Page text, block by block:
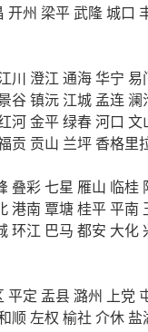
开州 梁平武隆城口
川 澄江 通海华宁 易
谷镇沅 江城 孟连 澜
河金平绿春河口 文
贡 贡山 兰坪 香格里
叠彩七星 雁山 临桂
港南 覃塘桂平平南
环江 巴马 都安 大化
平定 盂县潞州 上党
顺左权 榆社 介休 盐